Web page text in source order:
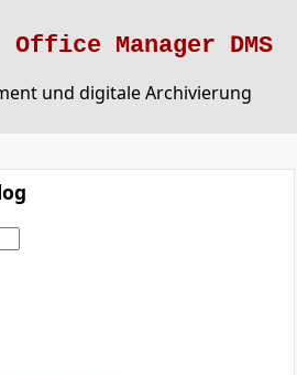
Manager DMS
und digitale Archivierung